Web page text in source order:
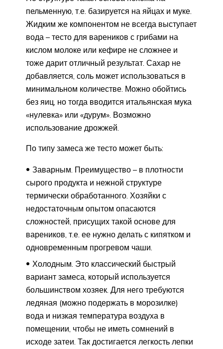
пельменную, т.е. базируется на яйцах и муке.
Жидким же компонентом не всегда выступает
вода – тесто для вареников с грибами на
кислом молоке или кефире не сложнее и
тоже дарит отличный результат. Сахар не
добавляется, соль может использоваться в
минимальном количестве. Можно обойтись
без яиц, но тогда вводится итальянская мука
«нулевка» или «дурум». Возможно
использование дрожжей.
По типу замеса же тесто может быть:
Заварным. Преимущество – в плотности
сырого продукта и нежной структуре
термически обработанного. Хозяйки с
недостаточным опытом опасаются
сложностей, присущих такой основе для
вареников, т.е. ее нужно делать с кипятком и
одновременным прогревом чаши.
Холодным. Это классический быстрый
вариант замеса, который используется
большинством хозяек. Для него требуются
ледяная (можно подержать в морозилке)
вода и низкая температура воздуха в
помещении, чтобы не иметь сомнений в
исходе затеи. Так достигается легкость лепки